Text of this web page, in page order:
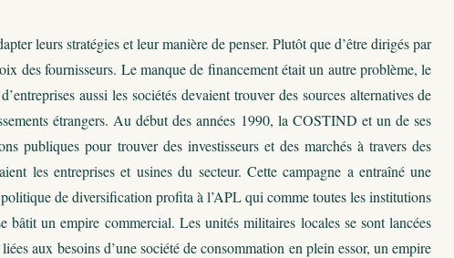
leurs stratégies et leur manière de penser. Plutôt que d’être dirigés par
des fournisseurs. Le manque de financement était un autre problème, le
aussi les sociétés devaient trouver des sources alternatives de
étrangers. Au début des années 1990, la COSTIND et un de ses
publiques pour trouver des investisseurs et des marchés à travers des
les entreprises et usines du secteur. Cette campagne a entraîné une
de diversification profita à l’APL qui comme toutes les institutions
un empire commercial. Les unités militaires locales se sont lancées
aux besoins d’une société de consommation en plein essor, un empire